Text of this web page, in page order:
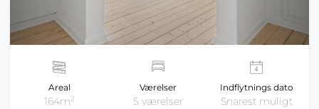
Areal
164m2
Værelser
5 værelser
Indflytnings dato
Snarest muligt